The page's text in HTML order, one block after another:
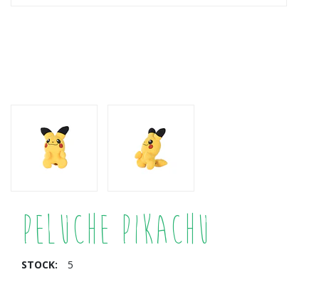
Peluche Pikachu
STOCK: 5